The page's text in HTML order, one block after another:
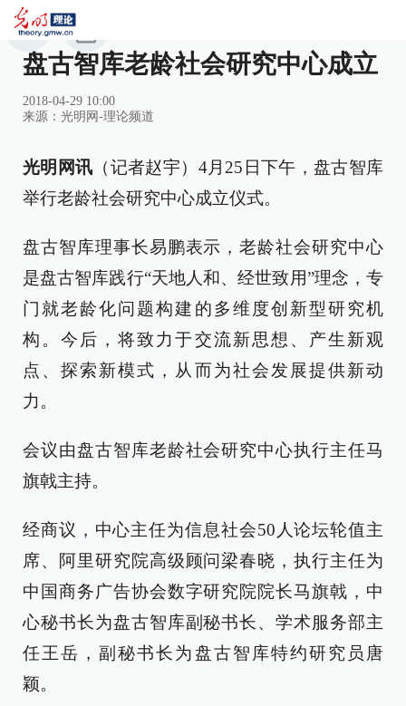
盘古智库老龄社会研究中心成立
2018-04-29 10:00
来源： 光明网-理论频道
光明网讯 （记者赵宇）4月25日下午，盘古智库
举行老龄社会研究中心成立仪式。
盘古智库理事长易鹏表示，老龄社会研究中心
是盘古智库践行“天地人和、经世致用”理念，专
门就老龄化问题构建的多维度创新型研究机
构。今后，将致力于交流新思想、产生新观
点、探索新模式，从而为社会发展提供新动
力。
会议由盘古智库老龄社会研究中心执行主任马
旗戟主持。
经商议，中心主任为信息社会50人论坛轮值主
席、阿里研究院高级顾问梁春晓，执行主任为
中国商务广告协会数字研究院院长马旗戟，中
心秘书长为盘古智库副秘书长、学术服务部主
任王岳，副秘书长为盘古智库特约研究员唐
颖。